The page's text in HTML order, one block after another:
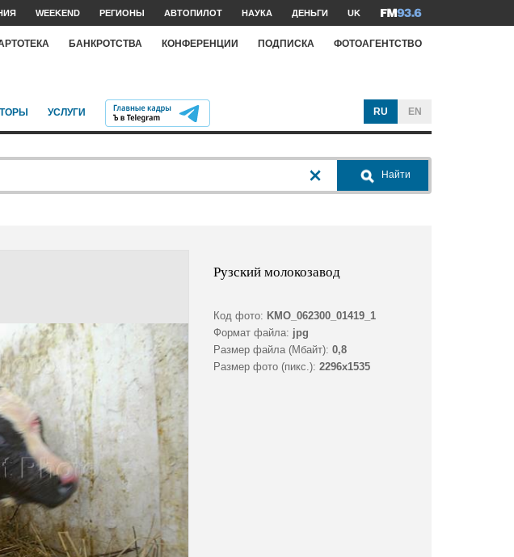
WEEKEND РЕГИОНЫ АВТОПИЛОТ НАУКА ДЕНЬГИ UK
БАНКРОТСТВА КОНФЕРЕНЦИИ ПОДПИСКА ФОТОАГЕНТСТВО
УСЛУГИ RU EN
Найти
Рузский молокозавод
Код фото: KMO_062300_01419_1
Формат файла: jpg
Размер файла (Мбайт): 0,8
Размер фото (пикс.): 2296x1535